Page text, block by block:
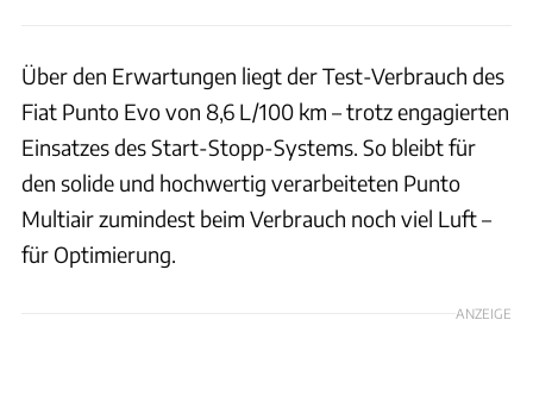
Über den Erwartungen liegt der Test-Verbrauch des
Fiat Punto Evo von 8,6 L/100 km – trotz engagierten
Einsatzes des Start-Stopp-Systems. So bleibt für
den solide und hochwertig verarbeiteten Punto
Multiair zumindest beim Verbrauch noch viel Luft –
für Optimierung.
ANZEIGE